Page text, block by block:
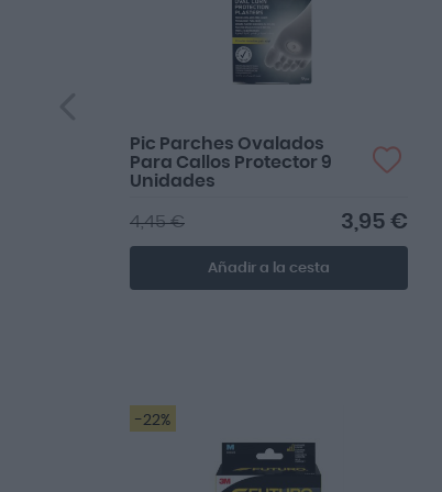
Pic Parches Ovalados
Para Callos Protector 9
Unidades
3,95 €
4,45 €
Añadir a la cesta
-22%